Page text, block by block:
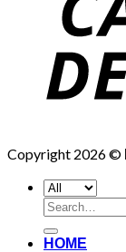
Copyright 2026 ©
Search
for:
HOME